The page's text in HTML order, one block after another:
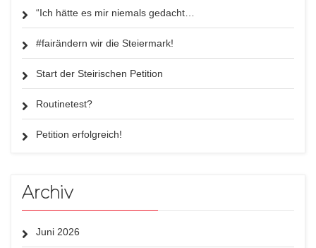
“Ich hätte es mir niemals gedacht…
#fairändern wir die Steiermark!
Start der Steirischen Petition
Routinetest?
Petition erfolgreich!
Archiv
Juni 2026